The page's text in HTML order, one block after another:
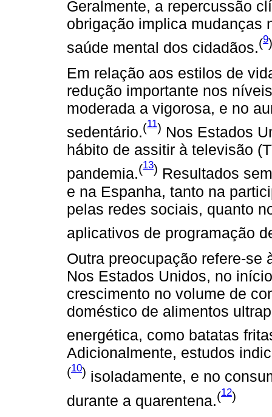
Geralmente, a repercussão
obrigação implica mudanças
saúde mental dos cidadãos.(9)
Em relação aos estilos de
redução importante nos
moderada a vigorosa, e no
sedentário.(11) Nos Estados
hábito de assitir à televisão
pandemia.(13) Resultados
e na Espanha, tanto na
pelas redes sociais, quanto
aplicativos de programação
Outra preocupação refere-se
Nos Estados Unidos, no
crescimento no volume de
doméstico de alimentos
energética, como batatas
Adicionalmente, estudos
(10) isoladamente, e no
durante a quarentena.(12)